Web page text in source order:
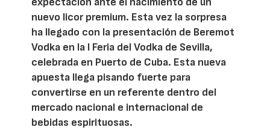
nuevo licor premium. Esta vez la sorpresa
ha llegado con la presentación de Beremot
Vodka en la I Feria del Vodka de Sevilla,
celebrada en Puerto de Cuba. Esta nueva
apuesta llega pisando fuerte para
convertirse en un referente dentro del
mercado nacional e internacional de
bebidas espirituosas.